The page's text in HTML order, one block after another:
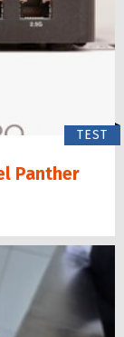
TEST
Panther